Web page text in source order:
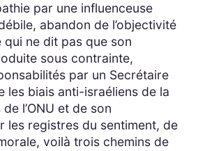
par une influenceuse
abandon de l’objectivité
ne dit pas que son
sous contrainte,
par un Secrétaire
les biais anti-israéliens de la
l’ONU et de son
les registres du sentiment, de
voilà trois chemins de